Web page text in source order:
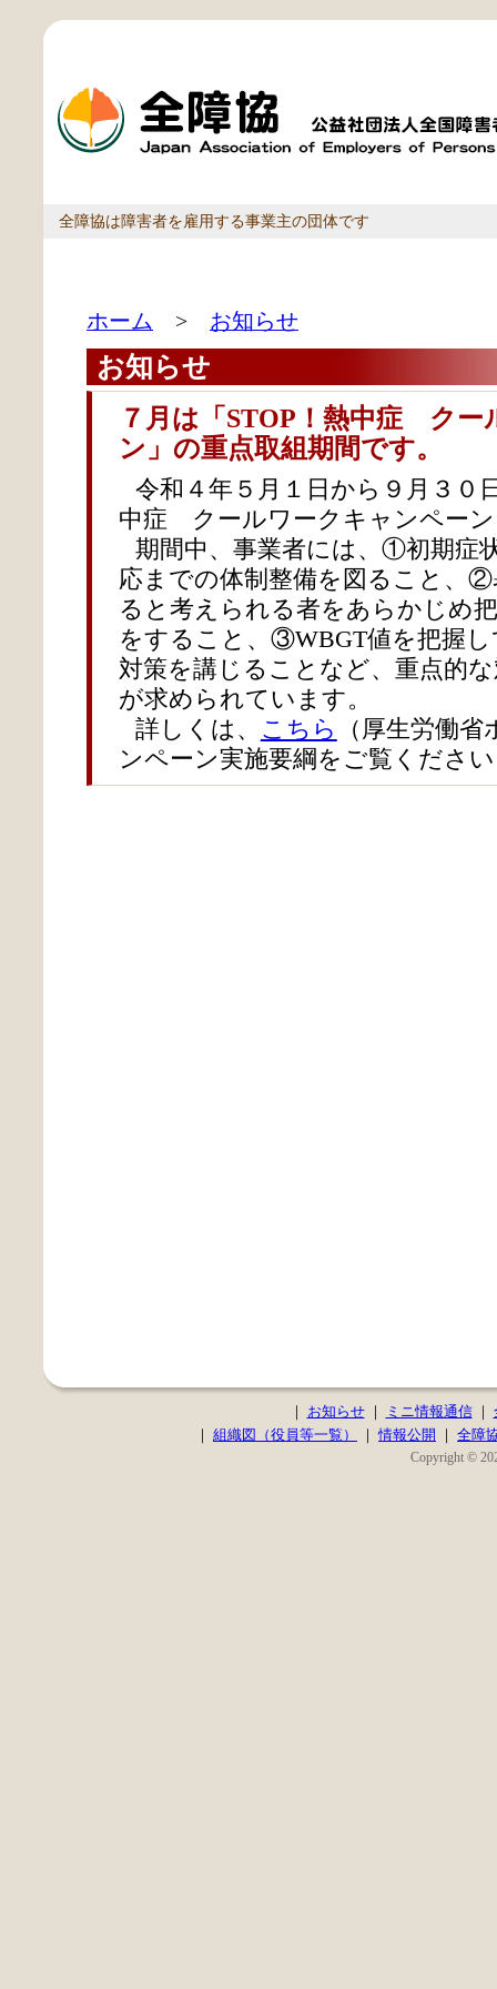
全障協は障害者を雇用する事業主の団体です
ホーム > お知らせ
お知らせ
７月は「STOP！熱中症 クー
ン」の重点取組期間です。
令和４年５月１日から９月３０
中症 クールワークキャンペー
期間中、事業者には、①初期症
応までの体制整備を図ること、
ると考えられる者をあらかじめ
をすること、③WBGT値を把握
対策を講じることなど、重点的
が求められています。
詳しくは、 こちら
（厚生労働
ンペーン実施要綱をご覧くださ
｜ お知らせ｜ ミニ情報通信｜
｜ 組織図（役員等一覧） ｜情報公開 ｜ 全障
Copyright ©